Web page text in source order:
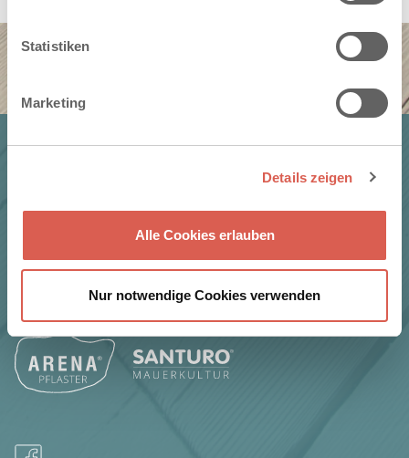
Statistiken
Marketing
Details zeigen
Alle Cookies erlauben
Nur notwendige Cookies verwenden
EINSATZBEREICHE